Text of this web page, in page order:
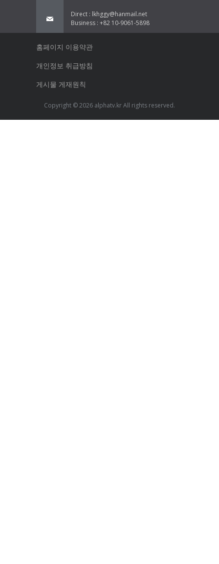
Direct : lkhggy@hanmail.net
Business : +82 10-9061-5898
홈페이지 이용약관
개인정보 취급방침
게시물 게재원칙
Copyright © 2026 alphatv.kr All rights reserved.